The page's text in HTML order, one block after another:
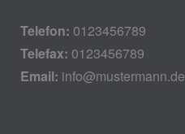
Telefon: 0123456789
Telefax: 0123456789
Email: info@mustermann.de